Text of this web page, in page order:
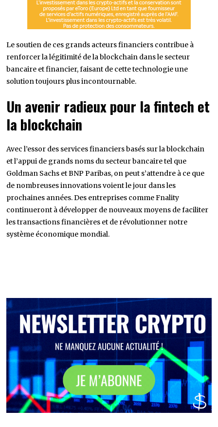
Le soutien de ces grands acteurs financiers contribue à
renforcer la légitimité de la blockchain dans le secteur
bancaire et financier, faisant de cette technologie une
solution toujours plus incontournable.
Un avenir radieux pour la fintech et
la blockchain
Avec l’essor des services financiers basés sur la blockchain
et l’appui de grands noms du secteur bancaire tel que
Goldman Sachs et BNP Paribas, on peut s’attendre à ce que
de nombreuses innovations voient le jour dans les
prochaines années. Des entreprises comme Fnality
continueront à développer de nouveaux moyens de faciliter
les transactions financières et de révolutionner notre
système économique mondial.